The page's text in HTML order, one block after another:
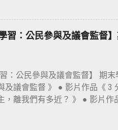
；其背後最重要的原因，是
立法永續落實 」。 8 年來，
，盡量彙整國內相關領域專家
民經濟』、『弱勢就業』（例
才全部公告完畢；其次，本
鑑志工需大量的閱讀時間，致
獲選【問政優質】的 10 位議
湯詠瑜、黃香菽、劉德林、鍾
增「辦理公聽會」的評分項目
，議題包括幼托、長照、社
陳銘彬表示肯定，認為議員用
中， 陳善慧 、 林志誠 及 吳
習：公民參與及議會監督
：公民參與及議會監督】 期
議會監督 》 ● 影片作品《 3
離我們有多近？ 》 ● 影片作